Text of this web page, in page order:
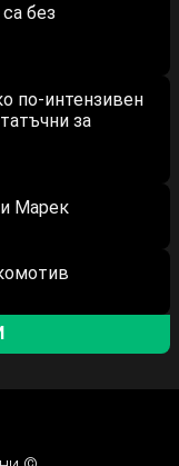
без
по-интензивен
за
Марек